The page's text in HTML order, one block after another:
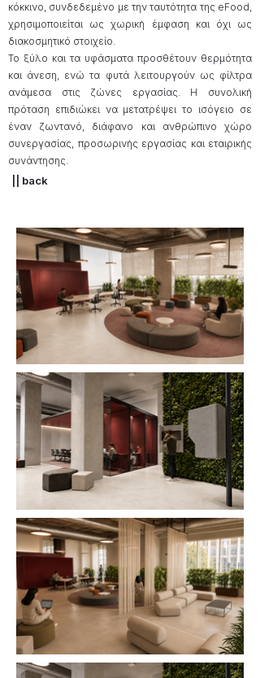
κόκκινο, συνδεδεμένο με την ταυτότητα της eFood,
χρησιμοποιείται ως χωρική έμφαση και όχι ως
διακοσμητικό στοιχείο.
Το ξύλο και τα υφάσματα προσθέτουν θερμότητα
και άνεση, ενώ τα φυτά λειτουργούν ως φίλτρα
ανάμεσα στις ζώνες εργασίας. Η συνολική
πρόταση επιδιώκει να μετατρέψει το ισόγειο σε
έναν ζωντανό, διάφανο και ανθρώπινο χώρο
συνεργασίας, προσωρινής εργασίας και εταιρικής
συνάντησης.
|| back